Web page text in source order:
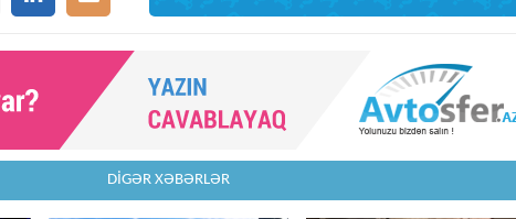
DİGƏR XƏBƏRLƏR